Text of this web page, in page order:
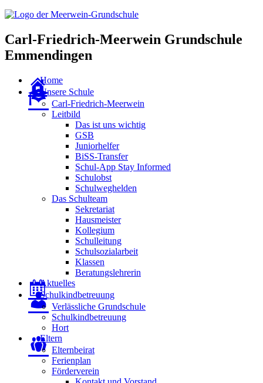
Carl-Friedrich-Meerwein Grundschule
Emmendingen
Home
Unsere Schule
Carl-Friedrich-Meerwein
Leitbild
Das ist uns wichtig
GSB
Juniorhelfer
BiSS-Transfer
Schul-App Stay Informed
Schulobst
Schulweghelden
Das Schulteam
Sekretariat
Hausmeister
Kollegium
Schulleitung
Schulsozialarbeit
Klassen
Beratungslehrerin
Aktuelles
Schulkindbetreuung
Verlässliche Grundschule
Schulkindbetreuung
Hort
Eltern
Elternbeirat
Ferienplan
Förderverein